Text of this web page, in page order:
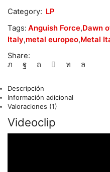
Category: LP
Tags: Anguish Force,Dawn
Italy,metal europeo,Metal
Share:
Descripción
Información adicional
Valoraciones (1)
Videoclip